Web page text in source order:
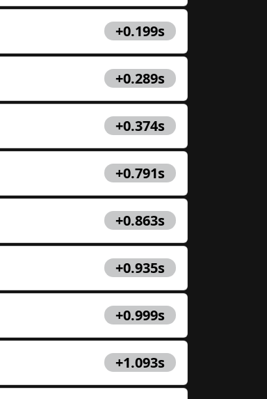
Формулы 1.
при вместе с нами и
официальную
+0.199s
+0.289s
+0.374s
+0.791s
+0.863s
+0.935s
+0.999s
+1.093s